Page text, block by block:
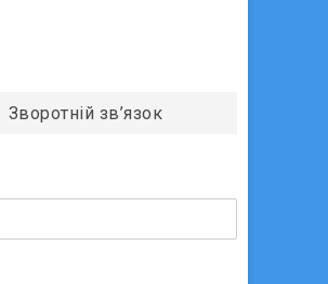
Зворотній зв’язок